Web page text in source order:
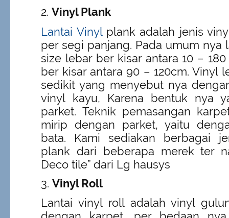
Vinyl Plank
Lantai Vinylplank adalah jenis
per segi panjang. Pada umum nya
size lebar ber kisar antara 10 –
ber kisar antara 90 – 120cm. Vinyl
sedikit yang menyebut nya
vinyl kayu, Karena bentuk nya
parket. Teknik pemasangan
mirip dengan parket, yaitu
bata. Kami sediakan berbagai
plank dari beberapa merek ter
Deco tile” dari Lg hausys
Vinyl Roll
Lantai vinyl roll adalah vinyl